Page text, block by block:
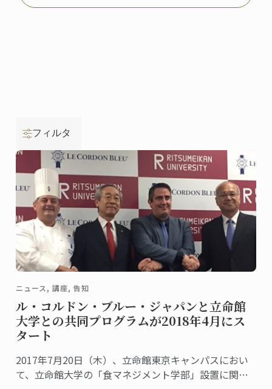
フィルタ
ニュース, 講座, 告知
ル・コルドン・ブルー・ジャパンと立命館
大学との共同プログラムが2018年4月にス
タート
2017年7月20日（木）、立命館東京キャンパスにおい
て、立命館大学の「食マネジメント学部」設置に関す